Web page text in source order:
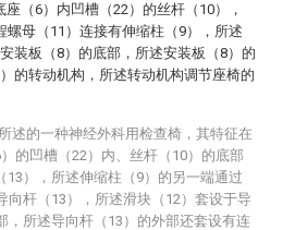
（6）内凹槽（22）的丝杆（10），
螺母（11）连接有伸缩柱（9），所述
装板（8）的底部，所述安装板（8）的
的转动机构，所述转动机构调节座椅的
述的一种神经外科用检查椅，其特征在
的凹槽（22）内、丝杆（10）的底部
13），所述伸缩柱（9）的另一端通过
向杆（13），所述滑块（12）套设于导
，所述导向杆（13）的外部还套设有连